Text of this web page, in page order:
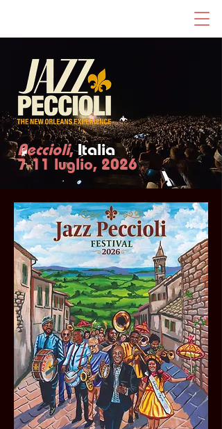
Peccioli,Italia
7-11 luglio, 2026